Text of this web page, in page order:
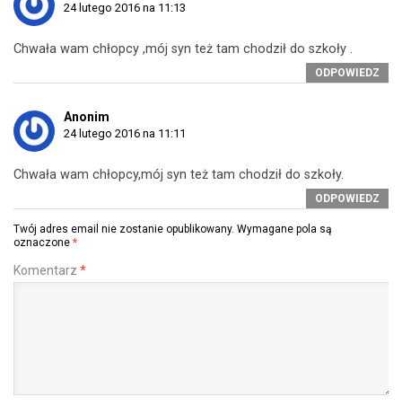
24 lutego 2016 na 11:13
Chwała wam chłopcy ,mój syn też tam chodził do szkoły .
ODPOWIEDZ
Anonim
24 lutego 2016 na 11:11
Chwała wam chłopcy,mój syn też tam chodził do szkoły.
ODPOWIEDZ
Twój adres email nie zostanie opublikowany. Wymagane pola są
oznaczone *
Komentarz *